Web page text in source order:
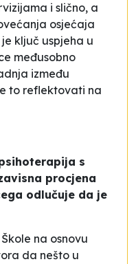
i slično, a
osjećaja
ključ uspjeha u
međusobno
između
to reflektovati na
s
procjena
odlučuje da je
Škole na osnovu
da nešto u